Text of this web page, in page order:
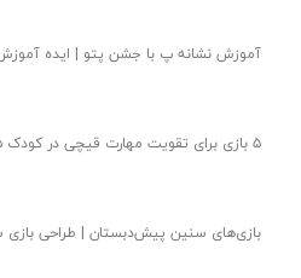
آموزش نشانه پ با جشن پتو | ایده آموزش
۵ بازی برای تقویت مهارت قیچی در کودک ۵ ساله
بازی‌های سنین پیش‌دبستان | طراحی بازی